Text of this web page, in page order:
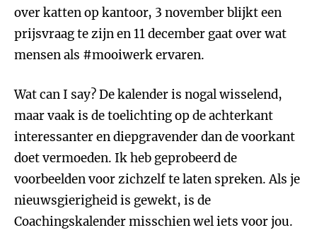
over katten op kantoor, 3 november blijkt een
prijsvraag te zijn en 11 december gaat over wat
mensen als #mooiwerk ervaren.
Wat can I say? De kalender is nogal wisselend,
maar vaak is de toelichting op de achterkant
interessanter en diepgravender dan de voorkant
doet vermoeden. Ik heb geprobeerd de
voorbeelden voor zichzelf te laten spreken. Als je
nieuwsgierigheid is gewekt, is de
Coachingskalender misschien wel iets voor jou.